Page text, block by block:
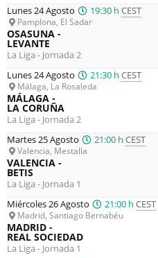
Lunes 24 Agosto 19:30 hCEST
Pamplona, El Sadar
OSASUNA -
LEVANTE
La Liga - Jornada 2
Lunes 24 Agosto 21:30 hCEST
Málaga, La Rosaleda
MÁLAGA -
LA CORUÑA
La Liga - Jornada 2
Martes 25 Agosto 21:00 hCEST
Valencia, Mestalla
VALENCIA -
BETIS
La Liga - Jornada 1
Miércoles 26 Agosto 21:00 hCEST
Madrid, Santiago Bernabéu
MADRID -
REAL SOCIEDAD
La Liga - Jornada 1